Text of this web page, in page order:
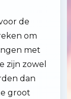
de
om
met
zijn zowel
dan
groot